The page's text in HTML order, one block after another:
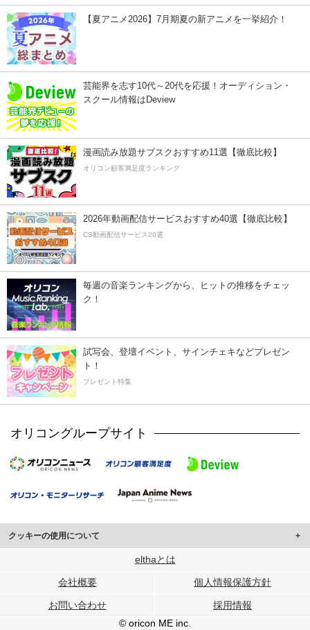
【夏アニメ2026】7月期夏の新アニメを一挙紹介！
芸能界を志す10代～20代を応援！オーディション・
スクール情報はDeview
漫画読み放題サブスクおすすめ11選【徹底比較】
オリコン顧客満足度ランキング
2026年動画配信サービスおすすめ40選【徹底比較】
CS動画配信サービス20選
毎週の音楽ランキングから、ヒットの推移をチェッ
ク！
試写会、登壇イベント、サインチェキなどプレゼン
ト！
プレゼント特集
オリコングループサイト
クッキーの使用について
このサイトでは Cookie を使用して、ユーザーに合わせたコンテンツや広告の
行っています。
メディアや広告配信、データ解析の各パートナーに提供しています。
各パートナーは、この情報とユーザーが各パートナーに提供した他の情報や、
elthaとは
会社概要 個人情報保護方針
お問い合わせ
採用情報
© oricon ME inc.